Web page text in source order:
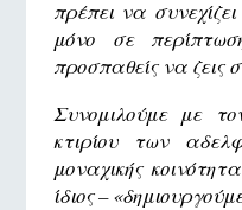
πρέπει να
μόνο σε
προσπαθείς να
Συνομιλούμε με
κτιρίου των
μοναχικής
ίδιος –